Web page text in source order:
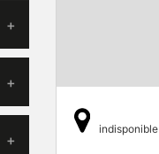
indisponible